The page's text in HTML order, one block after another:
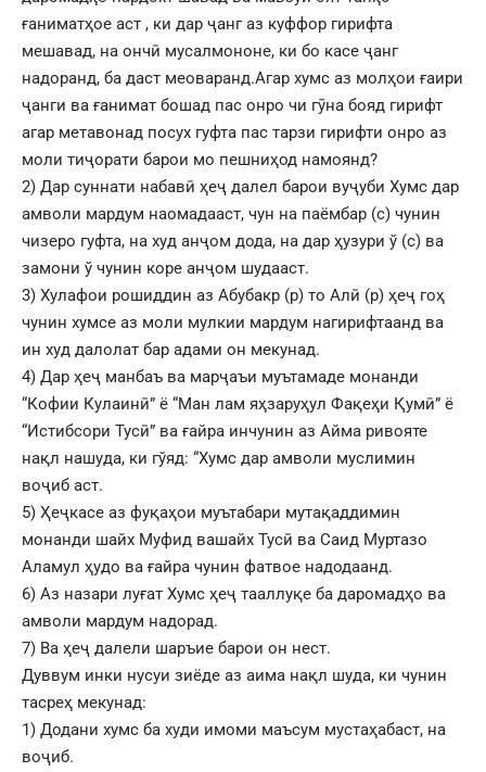
ғаниматҳое аст , ки дар ҷанг аз куффор гирифта
мешавад, на ончӣ мусалмононе, ки бо касе ҷанг
надоранд, ба даст меоваранд.Агар хумс аз молҳои ғаири
ҷанги ва ғанимат бошад пас онро чи гӯна бояд гирифт
агар метавонад посух гуфта пас тарзи гирифти онро аз
моли тиҷорати барои мо пешниҳод намоянд?
2) Дар суннати набавӣ ҳеҷ далел барои вуҷуби Хумс дар
амволи мардум наомадааст, чун на паёмбар (с) чунин
чизеро гуфта, на худ анҷом дода, на дар ҳузури ў (с) ва
замони ў чунин коре анҷом шудааст.
3) Хулафои рошиддин аз Абубакр (р) то Алӣ (р) ҳеҷ гоҳ
чунин хумсе аз моли мулкии мардум нагирифтаанд ва
ин худ далолат бар адами он мекунад.
4) Дар ҳеҷ манбаъ ва марҷаъи муътамаде монанди
“Кофии Кулаинӣ” ё “Ман лам яҳзаруҳул Фақеҳи Қумӣ” ё
“Истибсори Тусӣ” ва ғайра инчунин аз Айма ривояте
нақл нашуда, ки гўяд: “Хумс дар амволи муслимин
воҷиб аст.
5) Ҳеҷкасе аз фуқаҳои муътабари мутақаддимин
монанди шайх Муфид вашайх Тусӣ ва Саид Муртазо
Аламул ҳудо ва ғайра чунин фатвое надодаанд.
6) Аз назари луғат Хумс ҳеҷ тааллуқе ба даромадҳо ва
амволи мардум надорад.
7) Ва ҳеҷ далели шаръие барои он нест.
Дуввум инки нусуи зиёде аз аима нақл шуда, ки чунин
тасреҳ мекунад:
1) Додани хумс ба худи имоми маъсум мустаҳабаст, на
воҷиб.